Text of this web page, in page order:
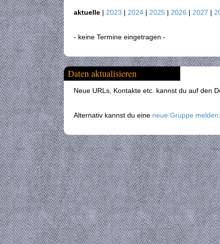
aktuelle | 2023 | 2024 | 2025 | 2026 | 2027 |
- keine Termine eingetragen -
Daten aktualisieren
Neue URLs, Kontakte etc. kannst du auf den
Alternativ kannst du eine neue Gruppe melden